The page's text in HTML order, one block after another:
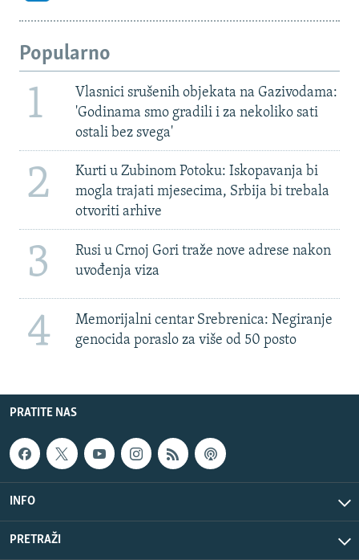
Popularno
1
Vlasnici srušenih objekata na Gazivodama:
'Godinama smo gradili i za nekoliko sati
ostali bez svega'
2
Kurti u Zubinom Potoku: Iskopavanja bi
mogla trajati mjesecima, Srbija bi trebala
otvoriti arhive
3
Rusi u Crnoj Gori traže nove adrese nakon
uvođenja viza
4
Memorijalni centar Srebrenica: Negiranje
genocida poraslo za više od 50 posto
PRATITE NAS
INFO
PRETRAŽI